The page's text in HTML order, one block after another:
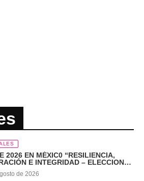
2026 EN MÉXIC0 “RESILIENCIA,
E INTEGRIDAD – ELECCIONES
XXI”
de 2026